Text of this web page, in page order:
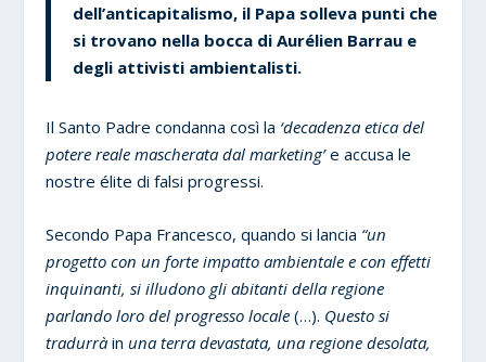
dell’anticapitalismo, il Papa solleva punti che
si trovano nella bocca di Aurélien Barrau e
degli attivisti ambientalisti.
Il Santo Padre condanna così la ‘decadenza etica del
potere reale mascherata dal marketing’e accusa le
nostre élite di falsi progressi.
Secondo Papa Francesco, quando si lancia “un
progetto con un forte impatto ambientale e con effetti
inquinanti, si illudono gli abitanti della regione
parlando loro del progresso locale(…). Questo si
tradurrà in una terra devastata, una regione desolata,